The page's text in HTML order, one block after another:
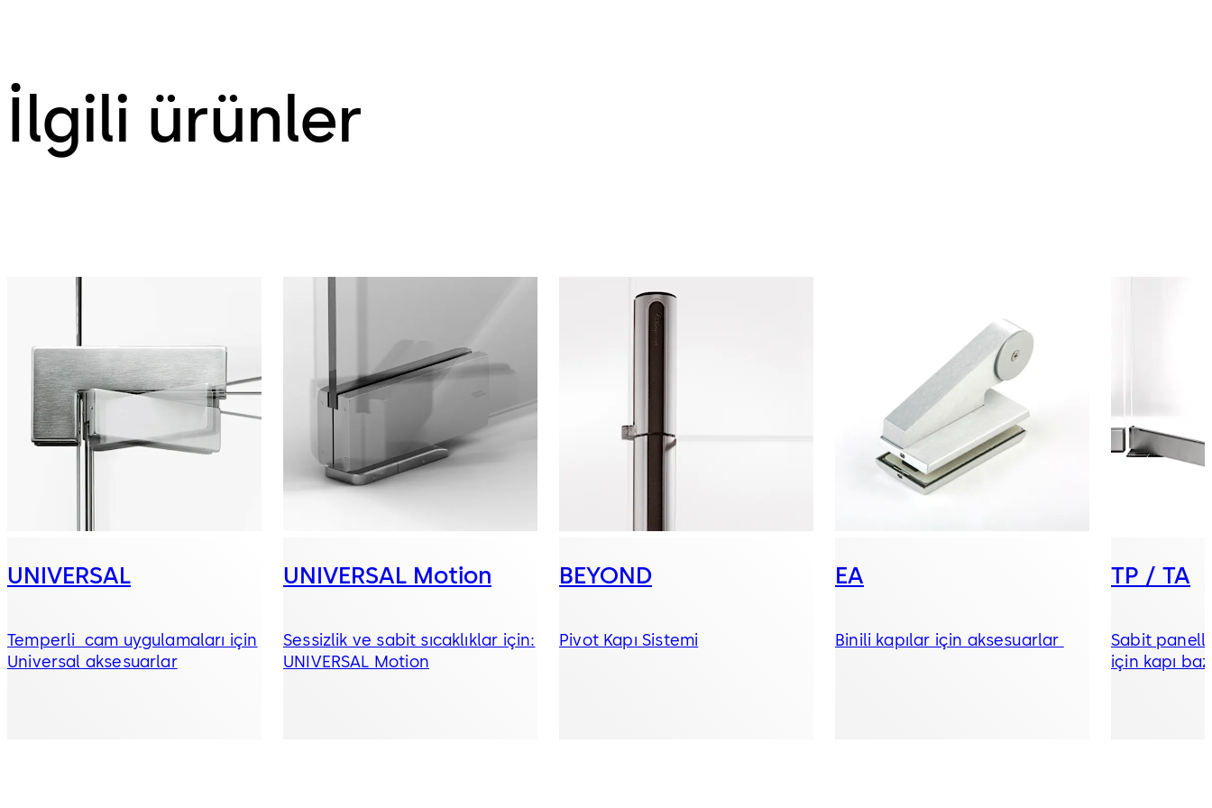
İlgili ürünler
UNIVERSAL
Temperli cam uygulamaları için
Universal aksesuarlar
UNIVERSAL Motion
Sessizlik ve sabit sıcaklıklar için:
UNIVERSAL Motion
BEYOND
Pivot Kapı Sistemi
EA
Binili kapılar için aksesuarlar
TP / TA
Sabit
için kapı